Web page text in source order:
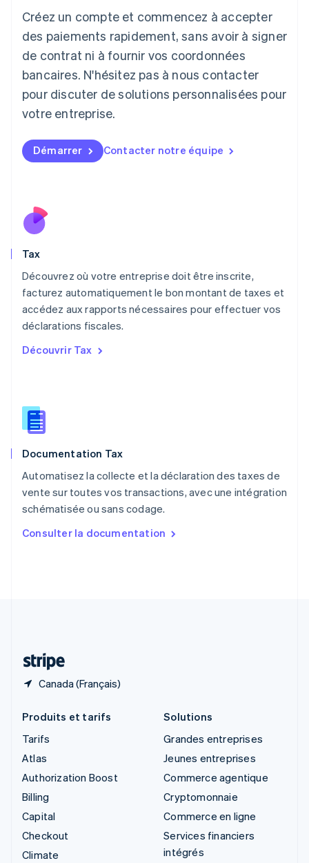
Créez un compte et commencez à accepter
des paiements rapidement, sans avoir à signer
de contrat ni à fournir vos coordonnées
bancaires. N'hésitez pas à nous contacter
pour discuter de solutions personnalisées pour
votre entreprise.
Démarrer Contacter notre équipe
Tax
Découvrez où votre entreprise doit être inscrite,
facturez automatiquement le bon montant de taxes et
accédez aux rapports nécessaires pour effectuer vos
déclarations fiscales.
Découvrir Tax
Documentation Tax
Automatisez la collecte et la déclaration des taxes de
vente sur toutes vos transactions, avec une intégration
schématisée ou sans codage.
Consulter la documentation
Canada (Français)
Japon
日本語
Lettonie
English
Liechtenstein
DeutschEnglish
English
FrançaisDeutschEnglish
Malaisie
Mexique
Español
Nouvelle-Zélande
Pays-Bas
NederlandsEnglish
Pologne
Portugal
République tchèque
English
English
Royaume-Uni
Singapour
English简体中文
English
Produits et tarifs
Tarifs
Atlas
Authorization Boost
Billing
Capital
Checkout
Climate
Solutions
Grandes entreprises
Jeunes entreprises
Commerce agentique
Cryptomonnaie
Commerce en ligne
Services financiers
intégrés